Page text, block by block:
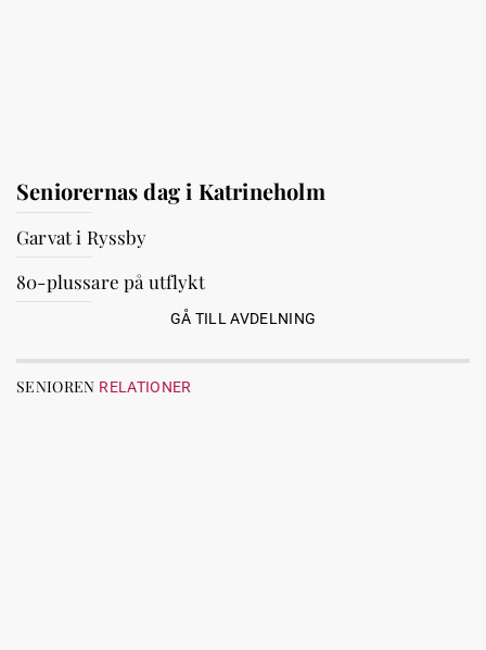
Seniorernas dag i Katrineholm
Garvat i Ryssby
80-plussare på utflykt
GÅ TILL AVDELNING
SENIOREN RELATIONER